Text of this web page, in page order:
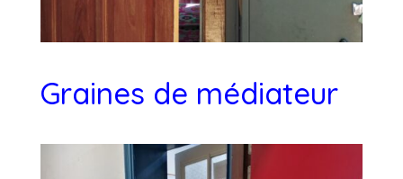
Graines de médiateur